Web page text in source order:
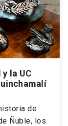
la UC
de
Ñuble, los